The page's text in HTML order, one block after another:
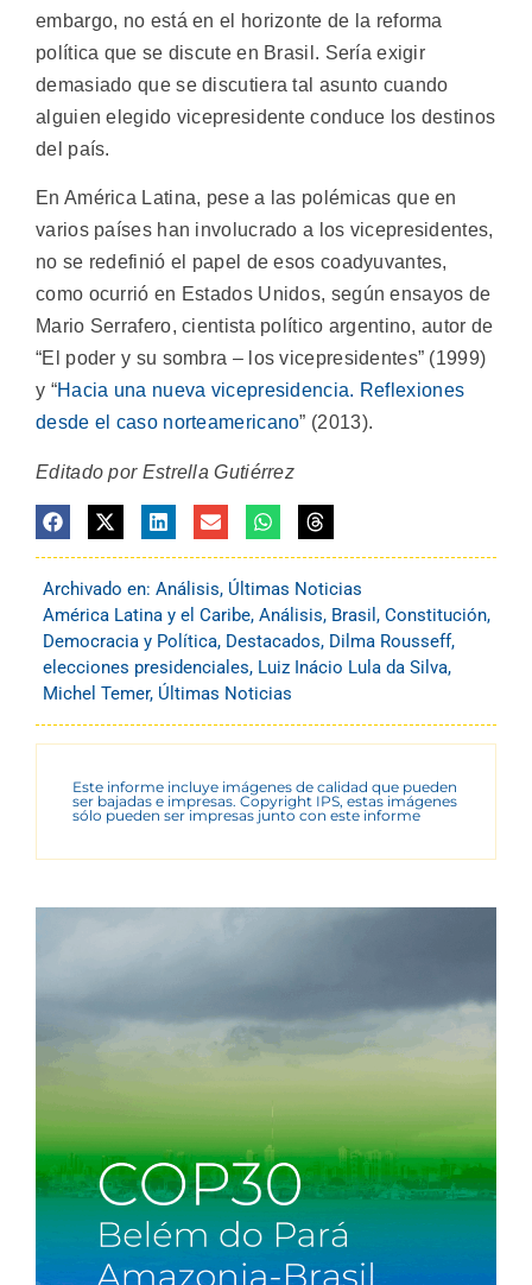
embargo, no está en el horizonte de la reforma
política que se discute en Brasil. Sería exigir
demasiado que se discutiera tal asunto cuando
alguien elegido vicepresidente conduce los destinos
del país.
En América Latina, pese a las polémicas que en
varios países han involucrado a los vicepresidentes,
no se redefinió el papel de esos coadyuvantes,
como ocurrió en Estados Unidos, según ensayos de
Mario Serrafero, cientista político argentino, autor de
“El poder y su sombra – los vicepresidentes” (1999)
y “Hacia una nueva vicepresidencia. Reflexiones
desde el caso norteamericano” (2013).
Editado por Estrella Gutiérrez
Archivado en: Análisis, Últimas Noticias
América Latina y el Caribe, Análisis, Brasil , Constitución,
Democracia y Política, Destacados, Dilma Rousseff,
elecciones presidenciales, Luiz Inácio Lula da Silva,
Michel Temer, Últimas Noticias
Este informe incluye imágenes de calidad que pueden
ser bajadas e impresas. Copyright IPS, estas imágenes
sólo pueden ser impresas junto con este informe